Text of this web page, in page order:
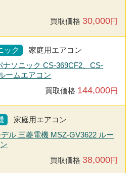
買取価格 30,000円
ック
家庭用エアコン
ナソニック CS-369CF2、CS-
ームエアコン
買取価格 144,000円
家庭用エアコン
ル 三菱電機 MSZ-GV3622 ルー
買取価格 38,000円